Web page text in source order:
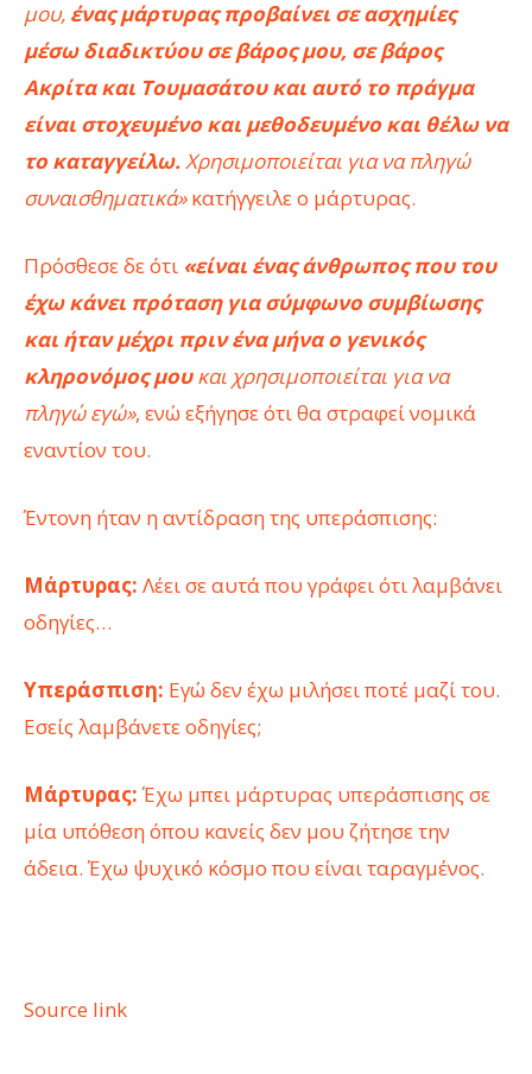
μου, ένας μάρτυρας προβαίνει σε ασχημίες
μέσω διαδικτύου σε βάρος μου, σε βάρος
Ακρίτα και Τουμασάτου και αυτό το πράγμα
είναι στοχευμένο και μεθοδευμένο και θέλω να
το καταγγείλω. Χρησιμοποιείται για να πληγώ
συναισθηματικά»κατήγγειλε ο μάρτυρας.
Πρόσθεσε δε ότι «είναι ένας άνθρωπος που του
έχω κάνει πρόταση για σύμφωνο συμβίωσης
και ήταν μέχρι πριν ένα μήνα ο γενικός
κληρονόμος μουκαι χρησιμοποιείται για να
πληγώ εγώ», ενώ εξήγησε ότι θα στραφεί νομικά
εναντίον του.
Έντονη ήταν η αντίδραση της υπεράσπισης:
Μάρτυρας: Λέει σε αυτά που γράφει ότι λαμβάνει
οδηγίες…
Υπεράσπιση: Εγώ δεν έχω μιλήσει ποτέ μαζί του.
Εσείς λαμβάνετε οδηγίες;
Μάρτυρας:Έχω μπει μάρτυρας υπεράσπισης σε
μία υπόθεση όπου κανείς δεν μου ζήτησε την
άδεια. Έχω ψυχικό κόσμο που είναι ταραγμένος.
Source link